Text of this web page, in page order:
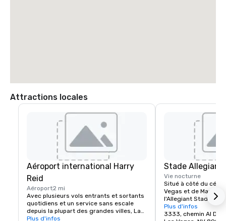
Attractions locales
Aéroport international Harry
Reid
Aéroport2 mi
Avec plusieurs vols entrants et sortants
quotidiens et un service sans escale
depuis la plupart des grandes villes, Las
Vegas est facile pour votre temps et
Plus d'infos
Stade Allegiant
Vie nocturne
Situé à côté du
Vegas et de
l'Allegiant Stadium
mondiale pour les
soulignée par
Plus d'infos
3333, chemin Al